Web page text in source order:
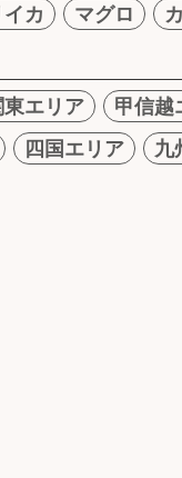
カ マグロ
東エリア 甲信越
四国エリア 九